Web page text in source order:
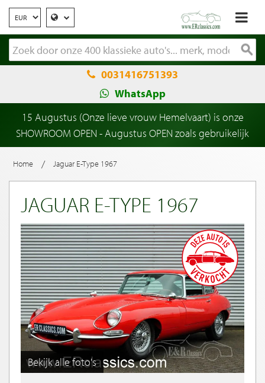
0031416751393
WhatsApp
15 Augustus (Onze lieve vrouw Hemelvaart) is onze
SHOWROOM OPEN - Augustus OPEN zoals gebruikelijk
Home / Jaguar E-Type 1967
JAGUAR E-TYPE 1967
Bekijk alle foto's